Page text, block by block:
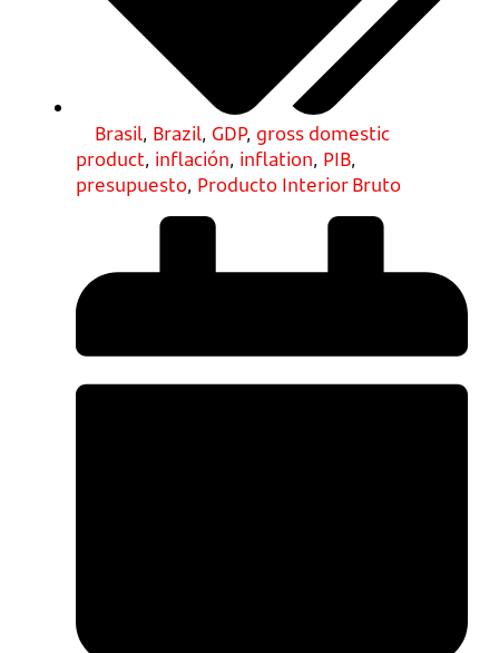
Brasil, Brazil, GDP, gross domestic
product, inflación, inflation, PIB,
presupuesto, Producto Interior Bruto